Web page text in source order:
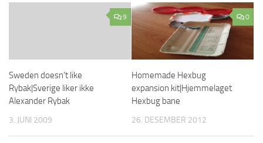
9
Sweden doesn’t like
Rybak|Sverige liker ikke
Alexander Rybak
3. JUNI 2009
0
Homemade Hexbug
expansion kit|Hjemmelaget
Hexbug bane
26. DESEMBER 2012